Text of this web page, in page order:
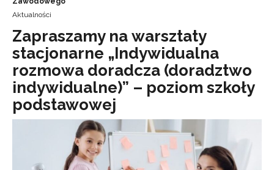
Aktualności
Zapraszamy na warsztaty
stacjonarne „Indywidualna
rozmowa doradcza (doradztwo
indywidualne)” – poziom szkoły
podstawowej